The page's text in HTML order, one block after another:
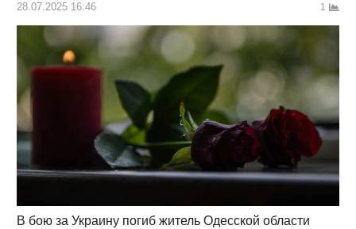
28.07.2025 16:46 1
В бою за Украину погиб житель Одесской области